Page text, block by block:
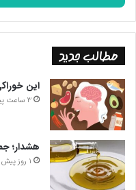
وارد
کنید
مطالب جدید
این
3 ساعت پیش
هشدار؛
1 روز پیش